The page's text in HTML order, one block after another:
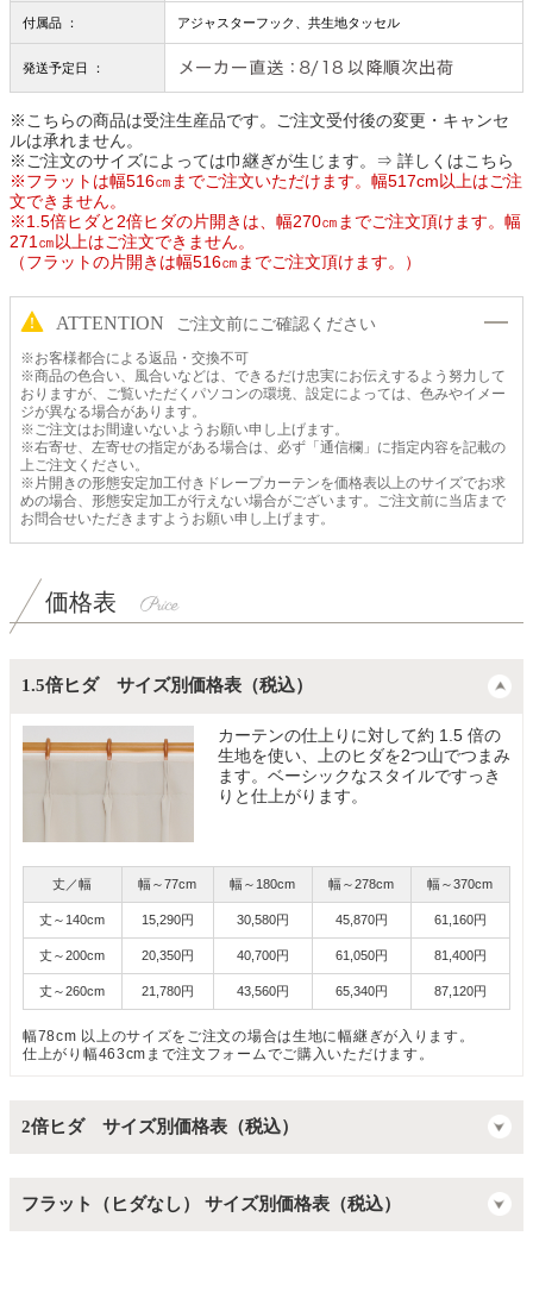
付属品 ： アジャスターフック、共生地タッセル
発送予定日 ：
※こちらの商品は受注生産品です。ご注文受付後の変更・キャンセ
ルは承れません。
※ご注文のサイズによっては巾継ぎが生じます。
⇒ 詳しくはこちら
※フラットは幅516㎝までご注文いただけます。幅517cm以上はご注
文できません。
※1.5倍ヒダと2倍ヒダの片開きは、幅270㎝までご注文頂けます。幅
271㎝以上はご注文できません。
（フラットの片開きは幅516㎝までご注文頂けます。）
ATTENTION ご注文前にご確認ください
※お客様都合による返品・交換不可
※商品の色合い、風合いなどは、できるだけ忠実にお伝えするよう努力して
おりますが、ご覧いただくパソコンの環境、設定によっては、色みやイメー
ジが異なる場合があります。
※ご注文はお間違いないようお願い申し上げます。
※右寄せ、左寄せの指定がある場合は、必ず「通信欄」に指定内容を記載の
上ご注文ください。
※片開きの形態安定加工付きドレープカーテンを価格表以上のサイズでお求
めの場合、形態安定加工が行えない場合がございます。ご注文前に当店まで
お問合せいただきますようお願い申し上げます。
価格表
1.5倍ヒダ サイズ別価格表（税込）
カーテンの仕上りに対して約 1.5 倍の
生地を使い、上のヒダを2つ山でつまみ
ます。ベーシックなスタイルですっき
りと仕上がります。
丈／幅
丈～140cm
丈～200cm
丈～260cm
幅～77cm
15,290円
20,350円
21,780円
幅～180cm
30,580円
40,700円
43,560円
幅～278cm
45,870円
61,050円
65,340円
幅～370cm
61,160円
81,400円
87,120円
幅78cm 以上のサイズをご注文の場合は生地に幅継ぎが入ります。
仕上がり幅463cmまで注文フォームでご購入いただけます。
2倍ヒダ サイズ別価格表（税込）
フラット（ヒダなし） サイズ別価格表（税込）